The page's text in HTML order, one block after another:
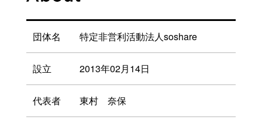
2021.02.16
「感性豊かな刺激あるアート体験！SDGsアー
トの先駆者 長坂真護×汐留・パークホテル東
載されました。
団体名 特定非営利活動法人soshare
設立 2013年02月14日
代表者 東村 奈保